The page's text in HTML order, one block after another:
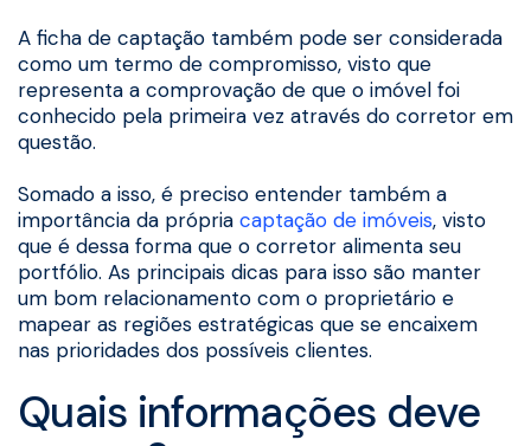
A ficha de captação também pode ser considerada
como um termo de compromisso, visto que
representa a comprovação de que o imóvel foi
conhecido pela primeira vez através do corretor em
questão.
Somado a isso, é preciso entender também a
importância da própria captação de imóveis, visto
que é dessa forma que o corretor alimenta seu
portfólio. As principais dicas para isso são manter
um bom relacionamento com o proprietário e
mapear as regiões estratégicas que se encaixem
nas prioridades dos possíveis clientes.
Quais informações deve